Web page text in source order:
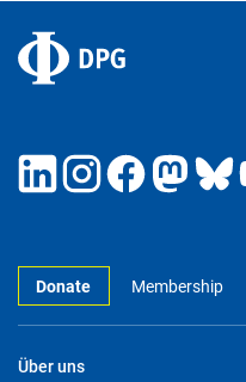
Donate Membership
Über uns